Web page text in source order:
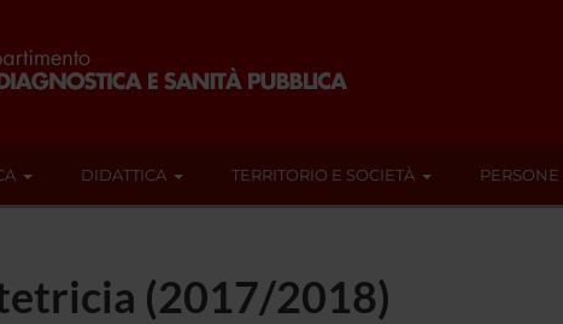
DIDATTICA TERRITORIO E SOCIETÀ PERSONE
(2017/2018)